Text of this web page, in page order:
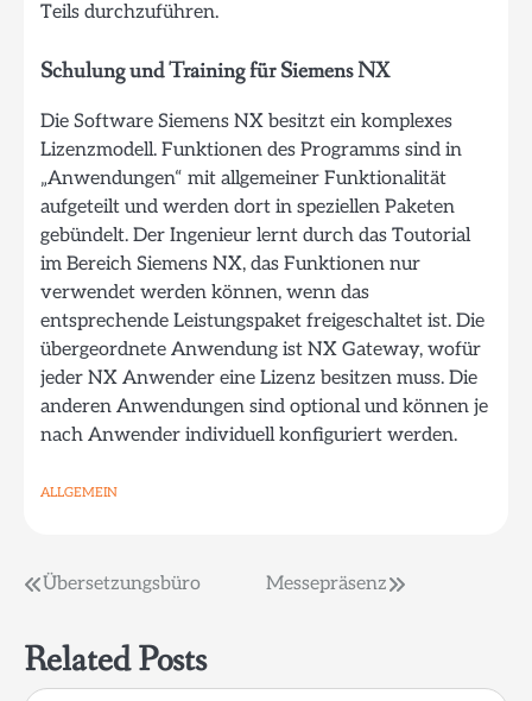
Teils durchzuführen.
Schulung und Training für Siemens NX
Die Software Siemens NX besitzt ein komplexes
Lizenzmodell. Funktionen des Programms sind in
„Anwendungen“ mit allgemeiner Funktionalität
aufgeteilt und werden dort in speziellen Paketen
gebündelt. Der Ingenieur lernt durch das Toutorial
im Bereich Siemens NX, das Funktionen nur
verwendet werden können, wenn das
entsprechende Leistungspaket freigeschaltet ist. Die
übergeordnete Anwendung ist NX Gateway, wofür
jeder NX Anwender eine Lizenz besitzen muss. Die
anderen Anwendungen sind optional und können je
nach Anwender individuell konfiguriert werden.
ALLGEMEIN
Beitragsnavigation
Übersetzungsbüro Messepräsenz
Related Posts